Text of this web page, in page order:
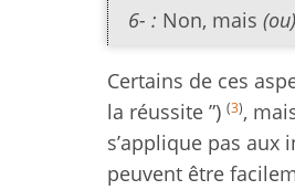
6- : Non, mais (ou)
Certains de ces
la réussite ”) (3),
s’applique pas
peuvent être